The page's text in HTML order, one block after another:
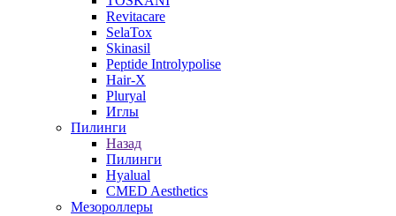
Revitacare
SelaTox
Skinasil
Peptide Introlypolise
Hair-X
Pluryal
Иглы
Пилинги
Назад
Пилинги
Hyalual
CMED Aesthetics
Мезороллеры